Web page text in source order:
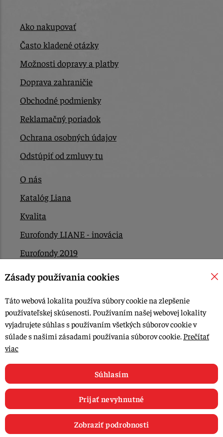
Ako nakupovať
Často kladené otázky
Možnosti dopravy a platby
Doprava zahraničie
Obchodné podmienky
Reklamačný poriadok
Ochrana osobných údajov
Odstúpiť od zmluvy tu
O nás
Katalóg Liana
Kvalita
Eurofondy LIANE - inovácia
Eurofondy 2019
Eurofondy 2022/2023
Kontakt
© 2015-2026, LIANA GOLIAŠ s.r.o. všetky práva vyhradené.
Upraviť nastavenia Cookies
Zásady používania cookies
Táto webová lokalita používa súbory cookie na zlepšenie
používateľskej skúsenosti. Používaním našej webovej lokality
vyjadrujete súhlas s používaním všetkých súborov cookie v
súlade s našimi zásadami používania súborov cookie. Prečítať
viac
Súhlasím
Prijať nevyhnutné
Zobraziť podrobnosti